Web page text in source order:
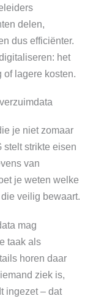
delen,
dus efficiënter.
het
of lagere kosten.
je niet zomaar
stelt strikte eisen
van
je weten welke
veilig bewaart.
mag
taak als
horen daar
ziek is,
ingezet – dat